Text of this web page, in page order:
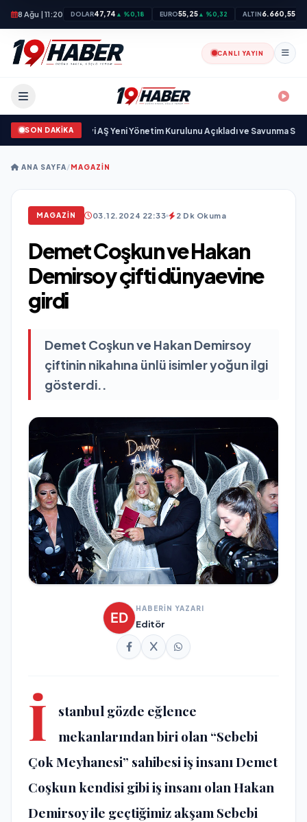
8 Ağu | 11:20 DOLAR47,74 ▲ %0,18 EURO55,25▲ %0,32 ALTIN6.660,55
CANLI YAYIN
SON DAKİKA
Sanayi AŞ Yeni Yönetim Kurulunu Açıkladı ve Savunma
ANA SAYFA/MAGAZIN
MAGAZIN 03.12.2024 22:33 2 Dk Okuma
Demet Coşkun ve Hakan
Demirsoy çifti dünyaevine
girdi
Demet Coşkun ve Hakan Demirsoy
çiftinin nikahına ünlü isimler yoğun ilgi
gösterdi..
HABERİN YAZARI
Editör
İ
stanbul gözde eğlence
mekanlarından biri olan “Sebebi
Çok Meyhanesi” sahibesi iş insanı Demet
Coşkun kendisi gibi iş insanı olan Hakan
Demirsoy ile geçtiğimiz akşam Sebebi